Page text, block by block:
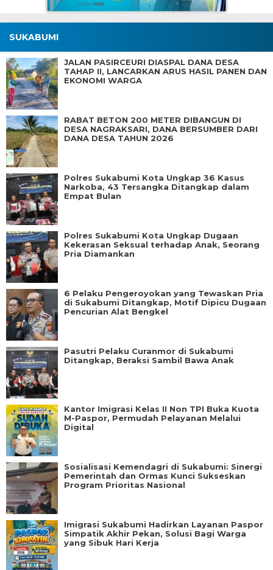
SUKABUMI
JALAN PASIRCEURI DIASPAL DANA DESA
TAHAP II, LANCARKAN ARUS HASIL PANEN DAN
EKONOMI WARGA
RABAT BETON 200 METER DIBANGUN DI
DESA NAGRAKSARI, DANA BERSUMBER DARI
DANA DESA TAHUN 2026
Polres Sukabumi Kota Ungkap 36 Kasus
Narkoba, 43 Tersangka Ditangkap dalam
Empat Bulan
Polres Sukabumi Kota Ungkap Dugaan
Kekerasan Seksual terhadap Anak, Seorang
Pria Diamankan
6 Pelaku Pengeroyokan yang Tewaskan Pria
di Sukabumi Ditangkap, Motif Dipicu Dugaan
Pencurian Alat Bengkel
Pasutri Pelaku Curanmor di Sukabumi
Ditangkap, Beraksi Sambil Bawa Anak
Kantor Imigrasi Kelas II Non TPI Buka Kuota
M-Paspor, Permudah Pelayanan Melalui
Digital
Sosialisasi Kemendagri di Sukabumi: Sinergi
Pemerintah dan Ormas Kunci Sukseskan
Program Prioritas Nasional
Imigrasi Sukabumi Hadirkan Layanan Paspor
Simpatik Akhir Pekan, Solusi Bagi Warga
yang Sibuk Hari Kerja